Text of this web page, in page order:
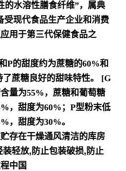
的水溶性膳食纤维”，属典
受现代食品生产企业和消费
用于第三代保健食品之
P的甜度约为蔗糖的60%和
蔗糖良好的甜味特性。 [G
量为55%，蔗糖和葡萄糖
，甜度为60%；P型粉末低
，甜度为30%。
存在干燥通风清洁的库房
轻放,防止包装破损,防止
中国